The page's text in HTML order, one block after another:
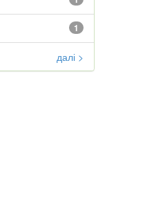
1
далі >